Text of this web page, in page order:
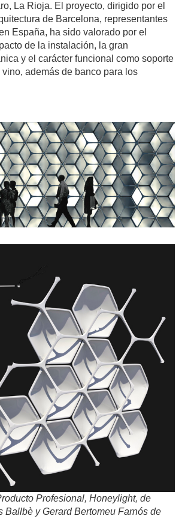
La Rioja. El proyecto, dirigido por el
de Barcelona, representantes
España, ha sido valorado por el
de la instalación, la gran
y el carácter funcional como soporte
además de banco para los
Profesional, Honeylight, de
Ballbè y Gerard Bertomeu Farnós de